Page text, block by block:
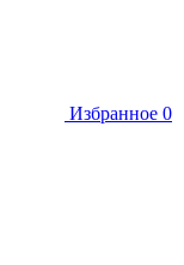
Избранное 0